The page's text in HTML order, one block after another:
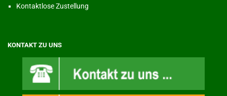
Kontaktlose Zustellung
KONTAKT ZU UNS